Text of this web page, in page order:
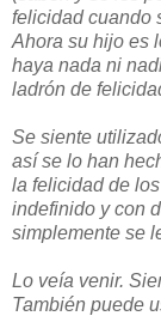
felicidad cuando
Ahora su hijo es
haya nada ni
ladrón de
Se siente
así se lo han
la felicidad de
indefinido y con
simplemente se
Lo veía venir.
También puede